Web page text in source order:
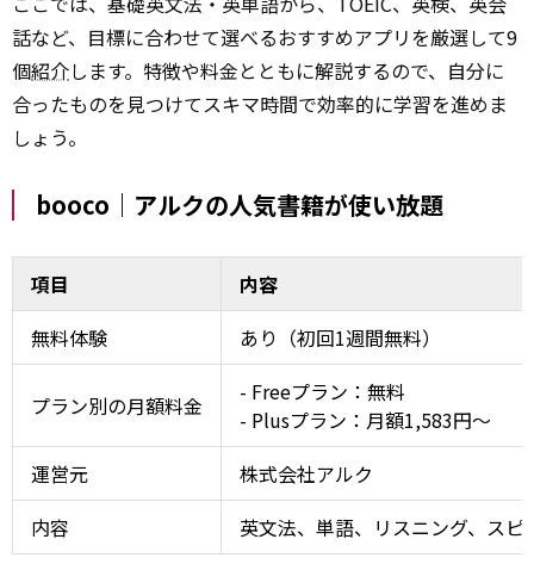
話など、目標に合わせて選べるおすすめアプリを厳選して9
個紹介します。特徴や料金とともに解説するので、自分に
合ったものを見つけてスキマ時間で効率的に学習を進めま
しょう。
booco｜アルクの人気書籍が使い放題
項目
内容
無料体験
あり（初回1週間無料）
プラン別の月額料金
- Freeプラン：無料
- Plusプラン：月額1,583円～
運営元
株式会社アルク
内容
英文法、単語、リスニング、ス